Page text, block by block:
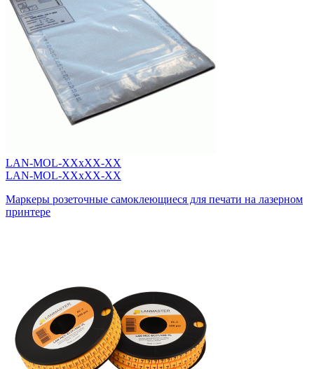
LAN-MOL-XXxXX-XX
LAN-MOL-XXxXX-XX
Маркеры розеточные самоклеющиеся для печати на лазерном
принтере